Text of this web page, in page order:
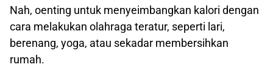
Nah, oenting untuk menyeimbangkan kalori dengan
cara melakukan olahraga teratur, seperti lari,
berenang, yoga, atau sekadar membersihkan
rumah.